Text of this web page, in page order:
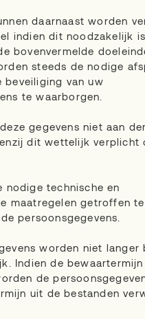
daarnaast worden
indien dit noodzakelijk
bovenvermelde
steeds de nodige
beveiliging van uw
te waarborgen.
gegevens niet aan
dit wettelijk verplicht
nodige technische en
maatregelen getroffen
persoonsgegevens.
worden niet langer
Indien de bewaartermijn
de
uit de bestanden